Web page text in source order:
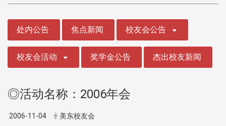
处内公告 焦点新闻 校友会公告
校友会活动 奖学金公告 杰出校友新闻
◎活动名称：2006年会
2006-11-04 美东校友会